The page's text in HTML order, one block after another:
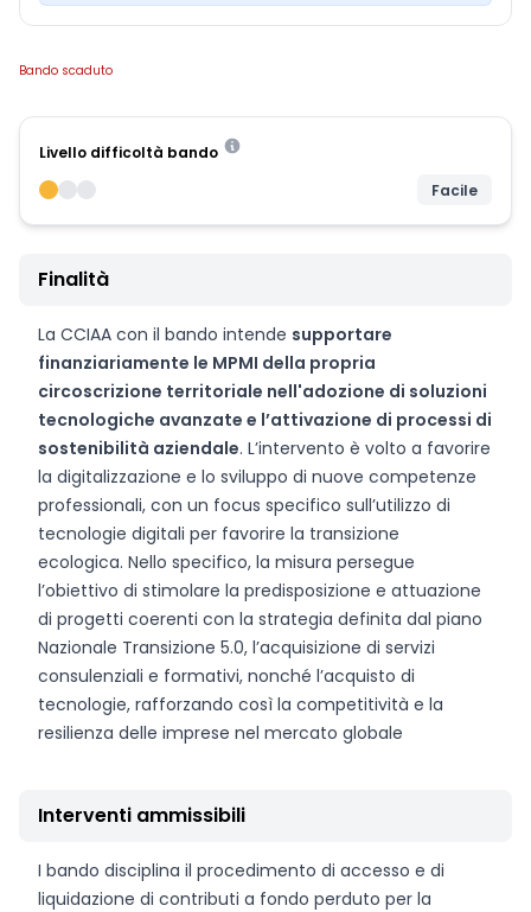
Bando scaduto
Livello difficoltà bando
Facile
Finalità
La CCIAA con il bando intende supportare
finanziariamente le MPMI della propria
circoscrizione territoriale nell'adozione di soluzioni
tecnologiche avanzate e l’attivazione di processi di
sostenibilità aziendale. L’intervento è volto a favorire
la digitalizzazione e lo sviluppo di nuove competenze
professionali, con un focus specifico sull’utilizzo di
tecnologie digitali per favorire la transizione
ecologica. Nello specifico, la misura persegue
l’obiettivo di stimolare la predisposizione e attuazione
di progetti coerenti con la strategia definita dal piano
Nazionale Transizione 5.0, l’acquisizione di servizi
consulenziali e formativi, nonché l’acquisto di
tecnologie, rafforzando così la competitività e la
resilienza delle imprese nel mercato globale
Interventi ammissibili
I bando disciplina il procedimento di accesso e di
liquidazione di contributi a fondo perduto per la